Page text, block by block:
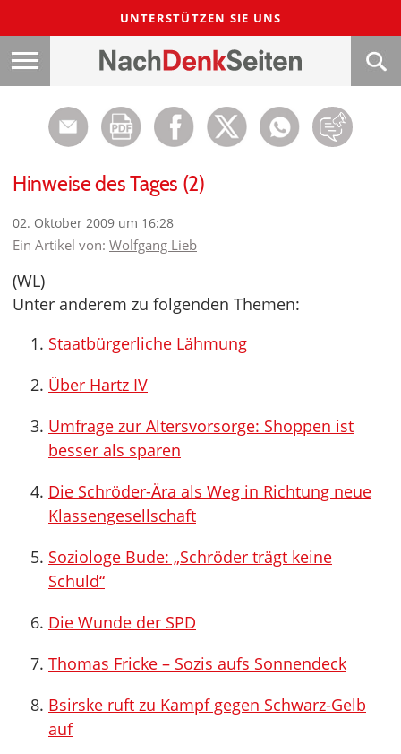
UNTERSTÜTZEN SIE UNS
Hinweise des Tages (2)
02. Oktober 2009 um 16:28
Ein Artikel von: Wolfgang Lieb
(WL)
Unter anderem zu folgenden Themen:
Staatbürgerliche Lähmung
Über Hartz IV
Umfrage zur Altersvorsorge: Shoppen ist
besser als sparen
Die Schröder-Ära als Weg in Richtung neue
Klassengesellschaft
Soziologe Bude: „Schröder trägt keine
Schuld“
Die Wunde der SPD
Thomas Fricke – Sozis aufs Sonnendeck
Bsirske ruft zu Kampf gegen Schwarz-Gelb
auf